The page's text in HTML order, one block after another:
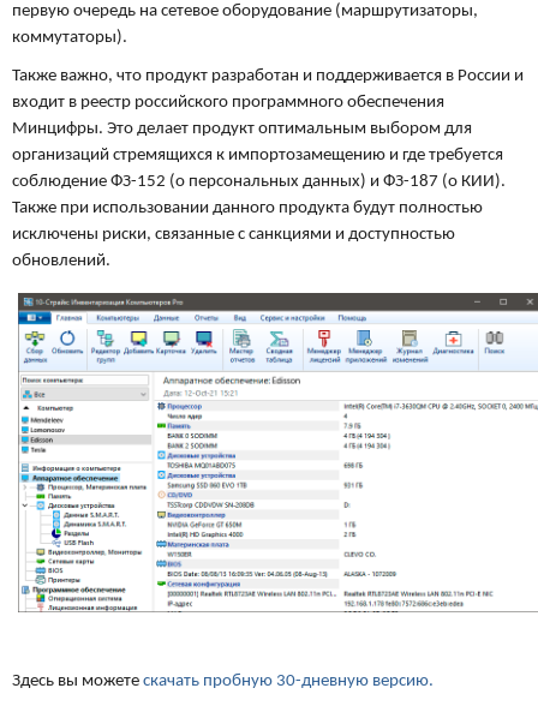
первую очередь на сетевое оборудование (маршрутизаторы,
коммутаторы).
Также важно, что продукт разработан и поддерживается в России и
входит в реестр российского программного обеспечения
Минцифры. Это делает продукт оптимальным выбором для
организаций стремящихся к импортозамещению и где требуется
соблюдение ФЗ-152 (о персональных данных) и ФЗ-187 (о КИИ).
Также при использовании данного продукта будут полностью
исключены риски, связанные с санкциями и доступностью
обновлений.
Здесь вы можете скачать пробную 30-дневную версию.